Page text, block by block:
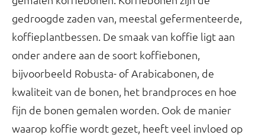
gedroogde zaden van, meestal gefermenteerde,
koffieplantbessen. De smaak van koffie ligt aan
onder andere aan de soort koffiebonen,
bijvoorbeeld Robusta- of Arabicabonen, de
kwaliteit van de bonen, het brandproces en hoe
fijn de bonen gemalen worden. Ook de manier
waarop koffie wordt gezet, heeft veel invloed op